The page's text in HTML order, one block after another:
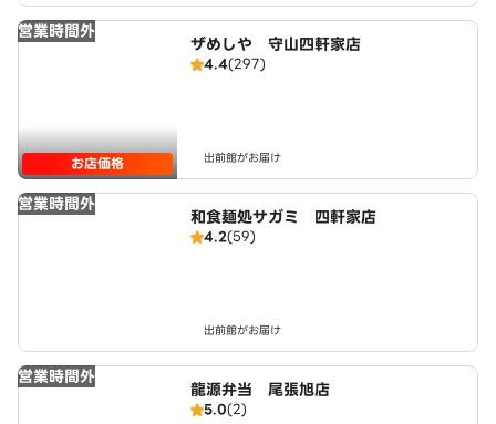
営業時間外
お店価格
ザめしや 守山四軒家店
4.4(297)
出前館がお届け
営業時間外
和食麺処サガミ 四軒家店
4.2(59)
出前館がお届け
営業時間外
龍源弁当 尾張旭店
5.0(2)